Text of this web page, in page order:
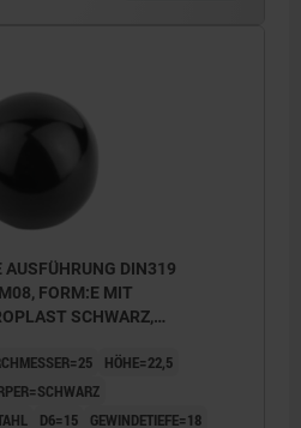
DIN319
FORM:E MIT
SCHWARZ,
HÖHE=22,5
D6=15 GEWINDETIEFE=18